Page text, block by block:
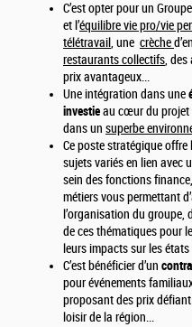
C’est opter pour un
et l’équilibre vie pro/vie
télétravail, une crèche
restaurants collectifs, des
prix avantageux...
Une intégration dans une
investieau cœur du projet
dans un superbe
Ce poste stratégique
sujets variés en lien avec
sein des fonctions
métiers vous permettant
l’organisation du groupe,
de ces thématiques pour
leurs impacts sur les
C’est bénéficier d’un
pour événements
proposant des prix
loisir de la région...